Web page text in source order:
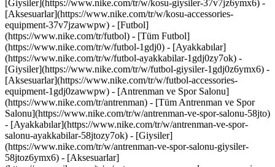
[Giysiler](https://www.nike.com/tr/w/kosu-giysiler-37v7jz6ymx6) -
[Aksesuarlar](https://www.nike.com/tr/w/kosu-accessories-
equipment-37v7jzawwpw) - [Futbol]
(https://www.nike.com/tr/futbol) - [Tüm Futbol]
(https://www.nike.com/tr/w/futbol-1gdj0) - [Ayakkabılar]
(https://www.nike.com/tr/w/futbol-ayakkabilar-1gdj0zy7ok) -
[Giysiler](https://www.nike.com/tr/w/futbol-giysiler-1gdj0z6ymx6) -
[Aksesuarlar](https://www.nike.com/tr/w/futbol-accessories-
equipment-1gdj0zawwpw) - [Antrenman ve Spor Salonu]
(https://www.nike.com/tr/antrenman) - [Tüm Antrenman ve Spor
Salonu](https://www.nike.com/tr/w/antrenman-ve-spor-salonu-58jto)
- [Ayakkabılar](https://www.nike.com/tr/w/antrenman-ve-spor-
salonu-ayakkabilar-58jtozy7ok) - [Giysiler]
(https://www.nike.com/tr/w/antrenman-ve-spor-salonu-giysiler-
58jtoz6ymx6) - [Aksesuarlar]